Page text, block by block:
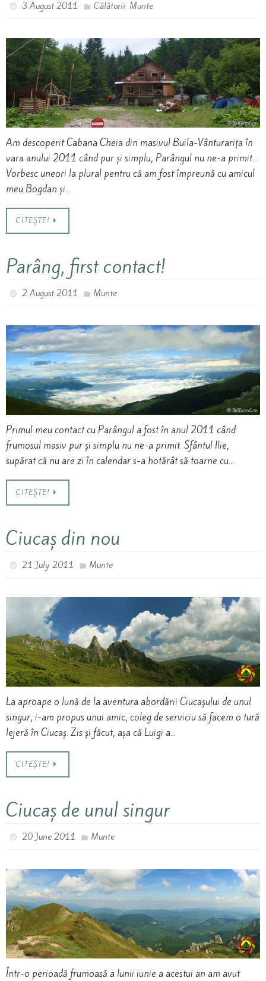
3 August 2011 Călătorii, Munte
Am descoperit Cabana Cheia din masivul Buila-Vânturarița în
vara anului 2011 când pur și simplu, Parângul nu ne-a primit…
Vorbesc uneori la plural pentru că am fost împreună cu amicul
meu Bogdan și…
CITEȘTE!
Parâng, first contact!
2 August 2011 Munte
Primul meu contact cu Parângul a fost în anul 2011 când
frumosul masiv pur și simplu nu ne-a primit. Sfântul Ilie,
supărat că nu are zi în calendar s-a hotărât să toarne cu…
CITEȘTE!
Ciucaș din nou
21 July 2011 Munte
La aproape o lună de la aventura abordării Ciucașului de unul
singur, i-am propus unui amic, coleg de serviciu să facem o tură
lejeră în Ciucaș. Zis și făcut, așa că Luigi a…
CITEȘTE!
Ciucaș de unul singur
20 June 2011 Munte
Într-o perioadă frumoasă a lunii iunie a acestui an am avut